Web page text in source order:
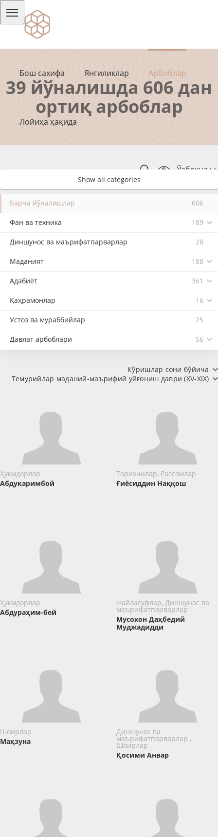
Бош сахифа Янгиликлар Арбоблар
Лойиҳа ҳақида
Ўзбекча
39 йўналишда 606 дан
ортиқ арбоблар
Show all categories
Барча йўналишлар 606
Фан ва техника 189
Диншунос ва маърифатпарварлар 28
Маданият 188
Адабиёт 361
Қаҳрамонлар 16
Устоз ва мураббийлар 25
Давлат арбоблари 56
Кўришлар сони бўйича
Темурийлар маданий-маърифий уйғониш даври (XV-XIX)
Ҳукмдорлар
Абдукаримбой
Тарихчилар, Рассомлар
Ғиёсиддин Наққош
Ҳукмдорлар
Абдураҳим-бей
Файласуфлар, Диншунос ва
маърифатпарварлар
Мусохон Даҳбедий
Муджадидди
Шоирлар
Маҳзуна
Диншунос ва
маърифатпарварлар ,
Шоирлар
Қосими Анвар